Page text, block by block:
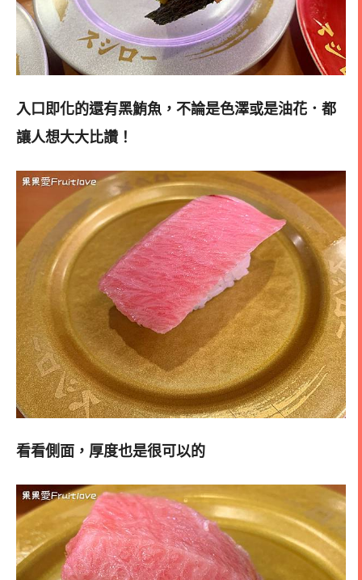
入口即化的還有黑鮪魚， 不論是色澤或是油花．都
讓人想大大比讚！
看看側面，厚度也是很可以的